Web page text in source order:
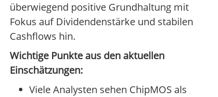
überwiegend positive Grundhaltung mit
Fokus auf Dividendenstärke und stabilen
Cashflows hin.
Wichtige Punkte aus den aktuellen
Einschätzungen:
Viele Analysten sehen ChipMOS als